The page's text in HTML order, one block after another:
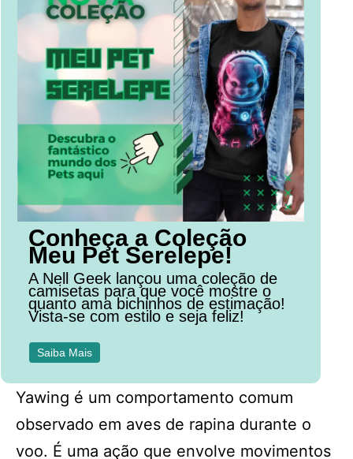
Conheça a Coleção
Meu Pet Serelepe!
A Nell Geek lançou uma coleção de
camisetas para que você mostre o
quanto ama bichinhos de estimação!
Vista-se com estilo e seja feliz!
Saiba Mais
Yawing é um comportamento comum
observado em aves de rapina durante o
voo. É uma ação que envolve movimentos